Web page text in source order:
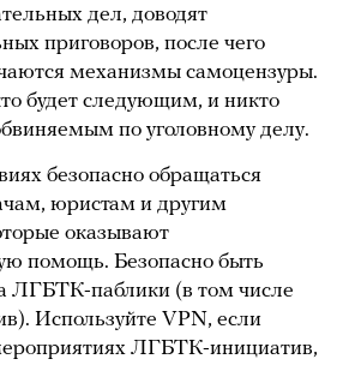
дел, доводят
приговоров, после чего
механизмы самоцензуры.
будет следующим, и никто
по уголовному делу.
безопасно обращаться
юристам и другим
оказывают
помощь. Безопасно быть
ЛГБТК-паблики (в том числе
Используйте VPN, если
ЛГБТК-инициатив,